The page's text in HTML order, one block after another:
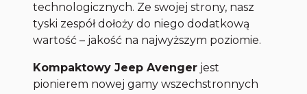
technologicznych. Ze swojej strony, nasz
tyski zespół dołoży do niego dodatkową
wartość – jakość na najwyższym poziomie.
Kompaktowy Jeep Avenger jest
pionierem nowej gamy wszechstronnych